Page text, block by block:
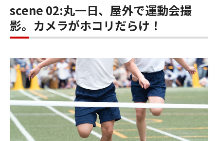
scene 02:丸一日、屋外で運動会撮
影。カメラがホコリだらけ！